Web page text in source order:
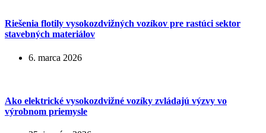
Riešenia flotily vysokozdvižných vozíkov pre rastúci sektor
stavebných materiálov
6. marca 2026
Ako elektrické vysokozdvižné vozíky zvládajú výzvy vo
výrobnom priemysle